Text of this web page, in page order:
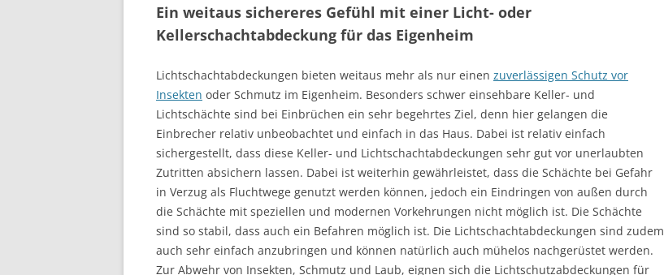
Ein weitaus sichereres Gefühl mit einer Licht- oder
Kellerschachtabdeckung für das Eigenheim
Lichtschachtabdeckungen bieten weitaus mehr als nur einen zuverlässigen Schutz vor
Insekten oder Schmutz im Eigenheim. Besonders schwer einsehbare Keller- und
Lichtschächte sind bei Einbrüchen ein sehr begehrtes Ziel, denn hier gelangen die
Einbrecher relativ unbeobachtet und einfach in das Haus. Dabei ist relativ einfach
sichergestellt, dass diese Keller- und Lichtschachtabdeckungen sehr gut vor unerlaubten
Zutritten absichern lassen. Dabei ist weiterhin gewährleistet, dass die Schächte bei Gefahr
in Verzug als Fluchtwege genutzt werden können, jedoch ein Eindringen von außen durch
die Schächte mit speziellen und modernen Vorkehrungen nicht möglich ist. Die Schächte
sind so stabil, dass auch ein Befahren möglich ist. Die Lichtschachtabdeckungen sind zudem
auch sehr einfach anzubringen und können natürlich auch mühelos nachgerüstet werden.
Zur Abwehr von Insekten, Schmutz und Laub, eignen sich die Lichtschutzabdeckungen für